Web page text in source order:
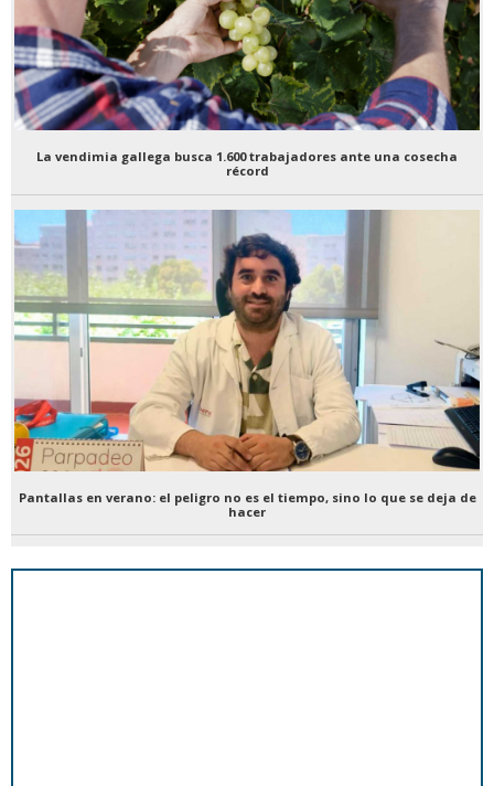
La vendimia gallega busca 1.600 trabajadores ante una cosecha
récord
Pantallas en verano: el peligro no es el tiempo, sino lo que se deja de
hacer